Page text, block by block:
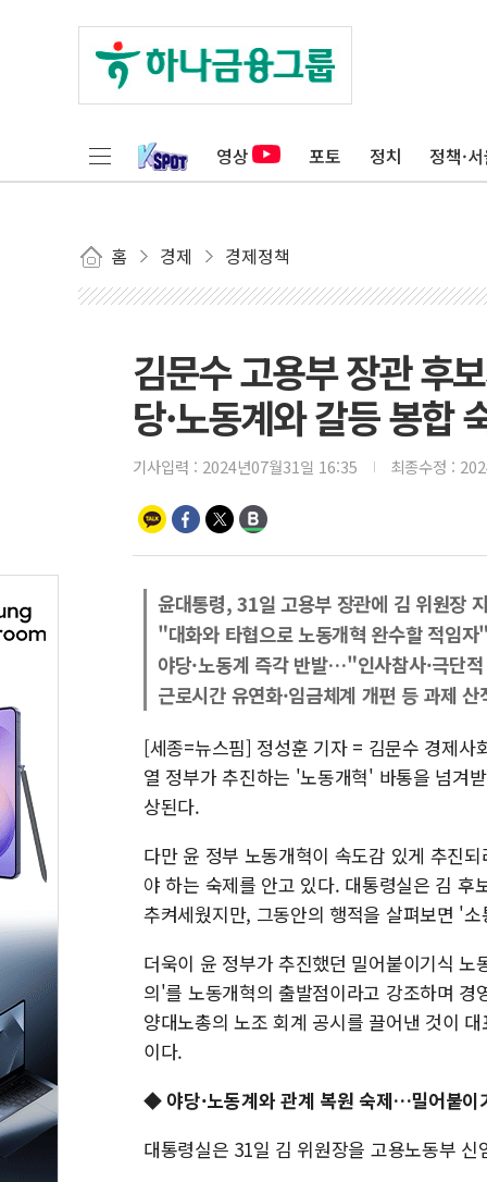
영상 포토 정치 정책·
홈 경제 경제정책
김문수 고용부 장관 후
당·노동계와 갈등 봉합
기사입력 : 2024년07월31일 16:35 최종수정 :
윤대통령, 31일 고용부 장관에 김 위원장
"대화와 타협으로 노동개혁 완수할 적임자"
야당·노동계 즉각 반발…"인사참사·극단
근로시간 유연화·임금체계 개편 등 과제 산
[세종=뉴스핌] 정성훈 기자 = 김문수 경제사
열 정부가 추진하는 '노동개혁' 바통을 넘겨
상된다.
다만 윤 정부 노동개혁이 속도감 있게 추진
야 하는 숙제를 안고 있다. 대통령실은 김
추켜세웠지만, 그동안의 행적을 살펴보면 '
더욱이 윤 정부가 추진했던 밀어붙이기식
의'를 노동개혁의 출발점이라고 강조하며
양대노총의 노조 회계 공시를 끌어낸 것이
이다.
◆ 야당·노동계와 관계 복원 숙제…밀어붙이
대통령실은 31일 김 위원장을 고용노동부